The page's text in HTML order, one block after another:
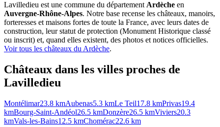
Lavilledieu est une commune du départementArdèche en
Auvergne-Rhône-Alpes. Notre base recense les châteaux, manoirs,
forteresses et maisons fortes de toute la France, avec leurs dates de
construction, leur statut de protection (Monument Historique classé
ou inscrit) et, quand elles existent, des photos et notices officielles.
Voir tous les châteaux duArdèche.
Châteaux dans les villes proches de
Lavilledieu
Montélimar23.8 kmAubenas5.3 kmLe Teil17.8 kmPrivas19.4
kmBourg-Saint-Andéol26.5 kmDonzère26.5 kmViviers20.3
kmVals-les-Bains12.5 kmChomérac22.6 km